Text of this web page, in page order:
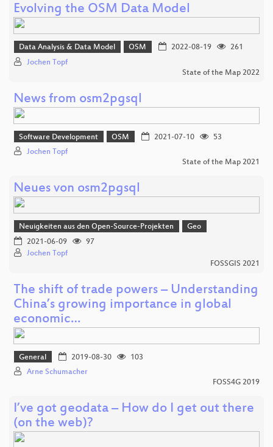
Evolving the OSM Data Model
Data Analysis & Data Model OSM 2022-08-19
261
Jochen Topf
State of the Map 2022
News from osm2pgsql
Software Development OSM 2021-07-10
53
Jochen Topf
State of the Map 2021
Neues von osm2pgsql
Neuigkeiten aus den Open-Source-Projekten
Geo
2021-06-09
97
Jochen Topf
FOSSGIS 2021
The shift of trade powers – Understanding
China’s growing importance in global
economic…
General 2019-08-30
103
Arne Schumacher
FOSS4G 2019
I’ve got geodata – How do I get out there
(on the web)?